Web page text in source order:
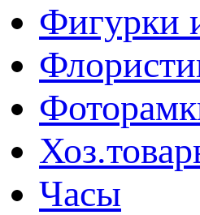
Фигурки
Часы